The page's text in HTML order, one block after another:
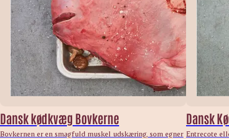
Dansk kødkvæg Bovkerne
Bovkernen er en smagfuld muskel udskæring, som egner
Dansk
Entrecote